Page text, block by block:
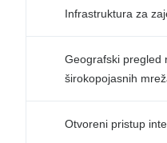
Infrastruktura za
Geografski pregled
širokopojasnih
Otvoreni pristup